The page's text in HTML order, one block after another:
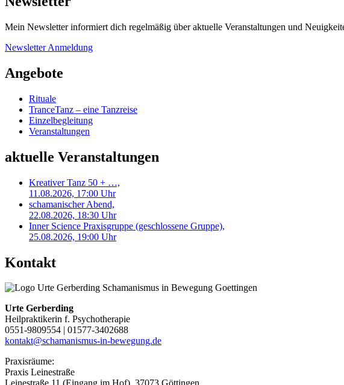
Mein Newsletter informiert dich regelmäßig über aktuelle Veranstaltungen und
Newsletter Anmeldung
Angebote
Rituale
TranceTanz – eine Tanzreise
Einzelbegleitung
Veranstaltungen
aktuelle Veranstaltungen
Kreativer Tanz 50 + …,
11.08.2026, 17:00 Uhr
schamanischer Abend,
22.08.2026, 18:30 Uhr
Inner Science Praxisgruppe (geschlossene Gruppe),
25.08.2026, 19:00 Uhr
Kontakt
Urte Gerberding
Heilpraktikerin f. Psychotherapie
0551-9809554 | 01577-3402688
kontakt@schamanismus-in-bewegung.de
Praxisräume:
Praxis Leinestraße